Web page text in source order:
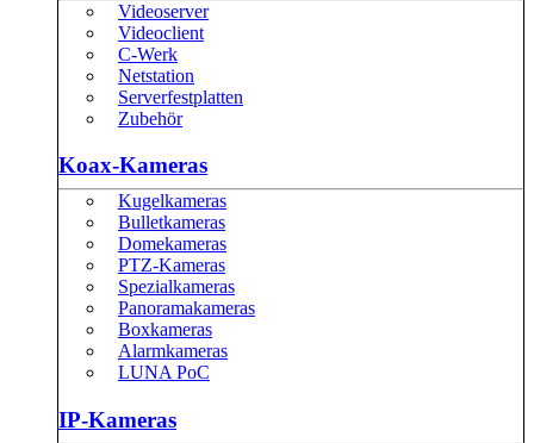
Videoserver
Videoclient
C-Werk
Netstation
Serverfestplatten
Zubehör
Koax-Kameras
Kugelkameras
Bulletkameras
Domekameras
PTZ-Kameras
Spezialkameras
Panoramakameras
Boxkameras
Alarmkameras
LUNA PoC
IP-Kameras